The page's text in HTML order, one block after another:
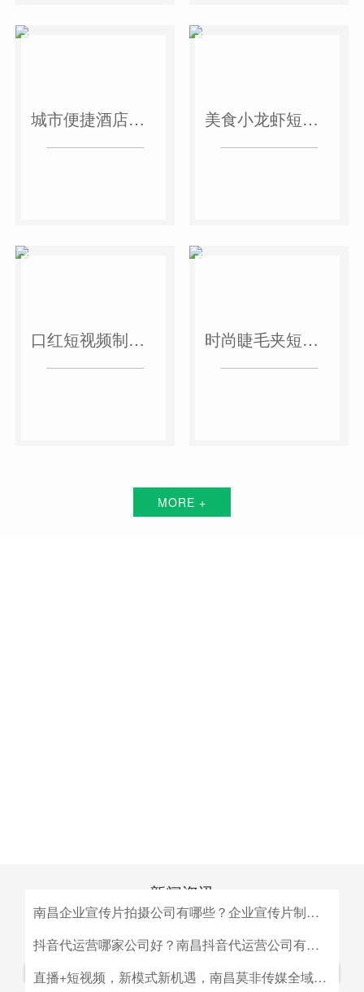
城市便捷酒店短视频案例 美食小龙虾短视频案例
口红短视频制作案例 时尚睫毛夹短视频案例
MORE +
新闻资讯
南昌企业宣传片拍摄公司有哪些？企业宣传片制作公司哪家好
南昌企业宣传片拍摄公司有哪些？企业宣传片制作公司哪家
视宣传的规模，似乎企业宣传片是大企业才做得起的东西。
抖音代运营哪家公司好？南昌抖音代运营公司有哪些？
抖音代运营哪家公司好？南昌抖音代运营公司有哪些？抖音直播+短视频，新模式新机遇，南昌莫非传媒全域营销平台全新低成本精准拓客！